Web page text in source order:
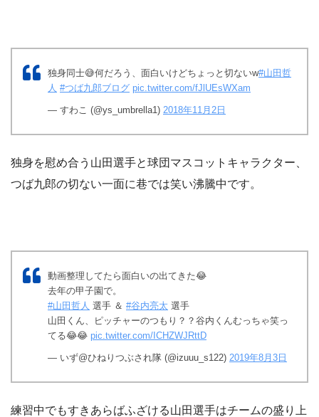
独身同士😅何だろう、面白いけどちょっと切ないw#山田哲
人 #つば九郎ブログ pic.twitter.com/fJlUEsWXam
— すわこ (@ys_umbrella1) 2018年11月2日
独身を慰め合う山田選手と球団マスコットキャラクター、
つば九郎の切ない一面に巷では笑い沸騰中です。
動画整理してたら面白いの出てきた😂
去年の甲子園で。
#山田哲人 選手 ＆ #谷内亮太 選手
山田くん、ピッチャーのつもり？？谷内くんむっちゃ笑っ
てる😂😂 pic.twitter.com/ICHZWJRttD
— いず@ひねりつぶされ隊 (@izuuu_s122) 2019年8月3日
練習中でもすきあらばふざける山田選手はチームの盛り上